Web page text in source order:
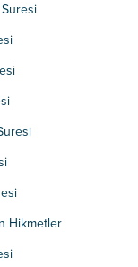
Hikmetler